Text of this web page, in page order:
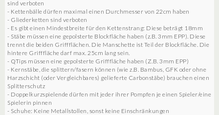
sind verboten
- Kettenbälle dürfen maximal einen Durchmesser von 22cm haben
- Gliederketten sind verboten
- Es gibt einen Mindestbreite für den Kettenstrang: Diese beträgt 18mm
- Stäbe müssen eine gepolsterte Blockfläche haben (z.B. 3mm EPP). Diese
trennt die beiden Griffflächen. Die Manschette ist Teil der Blockfläche. Die
hintere Grifffläche darf max. 25cm lang sein.
- QTips müssen eine gepolsterte Grifffläche haben (Z.B. 3mm EPP)
- Kernstäbe, die splittern/fasern können (wie z.B. Bambus, GFK oder ohne
Harzschicht (oder Vergleichbares) gelieferte Carbonstäbe) brauchen einen
Splitterschutz
- Doppelkurzspielende dürfen mit jeder ihrer Pompfen je einen Spieler/eine
Spielerin pinnen
- Schuhe: Keine Metallstollen, sonst keine Einschränkungen